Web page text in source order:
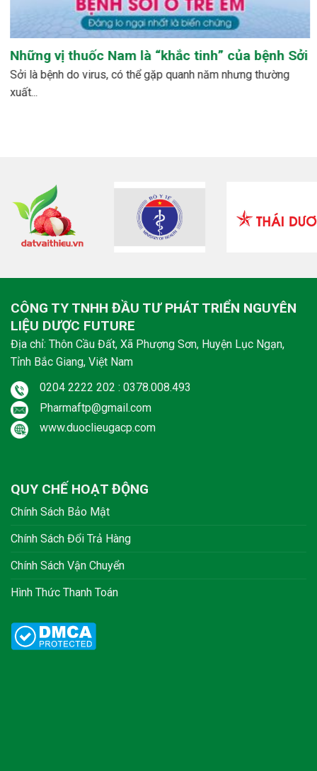
Những vị thuốc Nam là “khắc tinh” của bệnh Sởi
sởi là bệnh do virus, có thể gặp quanh năm nhưng thường
xuất...
CÔNG TY TNHH ĐẦU TƯ PHÁT TRIỂN NGUYÊN
LIỆU DƯỢC FUTURE
Địa chỉ: Thôn Cầu Đất, Xã Phượng Sơn, Huyện Lục Ngạn,
Tỉnh Bắc Giang, Việt Nam
0204 2222 202 : 0378.008.493
Pharmaftp@gmail.com
www.duoclieugacp.com
QUY CHẾ HOẠT ĐỘNG
Chính Sách Bảo Mật
Chính Sách Đổi Trả Hàng
Chính Sách Vận Chuyển
Hình Thức Thanh Toán